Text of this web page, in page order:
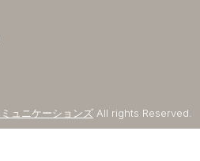
ュニケーションズ All rights Reserved.